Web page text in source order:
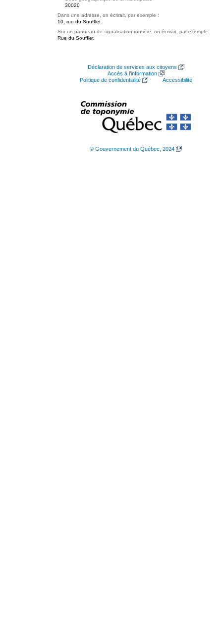
30020
Dans une adresse, on écrirait, par exemple :
10, rue du Soufflet
Sur un panneau de signalisation routière, on écrirait, par exemple :
Rue du Soufflet
Déclaration de services aux citoyens
Accès à l’information
Politique de confidentialité
Accessibilité
© Gouvernement du Québec, 2024